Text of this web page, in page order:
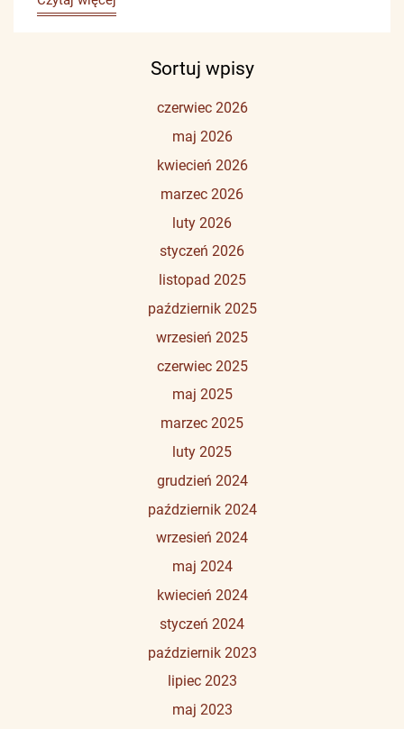
Sortuj wpisy
czerwiec 2026
maj 2026
kwiecień 2026
marzec 2026
luty 2026
styczeń 2026
listopad 2025
październik 2025
wrzesień 2025
czerwiec 2025
maj 2025
marzec 2025
luty 2025
grudzień 2024
październik 2024
wrzesień 2024
maj 2024
kwiecień 2024
styczeń 2024
październik 2023
lipiec 2023
maj 2023